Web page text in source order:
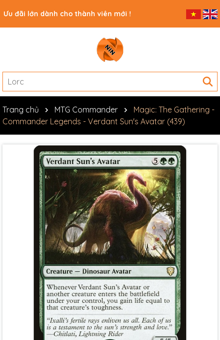
Ưu đãi lớn dành cho thành viên mới !
Trang chủ MTG Commander
Magic: The Gathering -
Commander Legends - Verdant Sun's Avatar (439)
Mã giảm giá:
Ngày hết hạn:
Điều kiện: